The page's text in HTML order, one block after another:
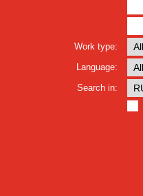
Work type:
Language:
Search in: